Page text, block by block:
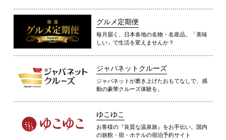
グルメ定期便
毎月届く、日本各地の名物・名産品。「美味
しい」で生活を変えませんか？
ジャパネットクルーズ
ジャパネットが磨き上げたおもてなしで、感
動の豪華クルーズ体験を。
ゆこゆこ
お客様の『良質な温泉旅』をお手伝い。国内
の旅館・宿・ホテルの宿泊予約サイト